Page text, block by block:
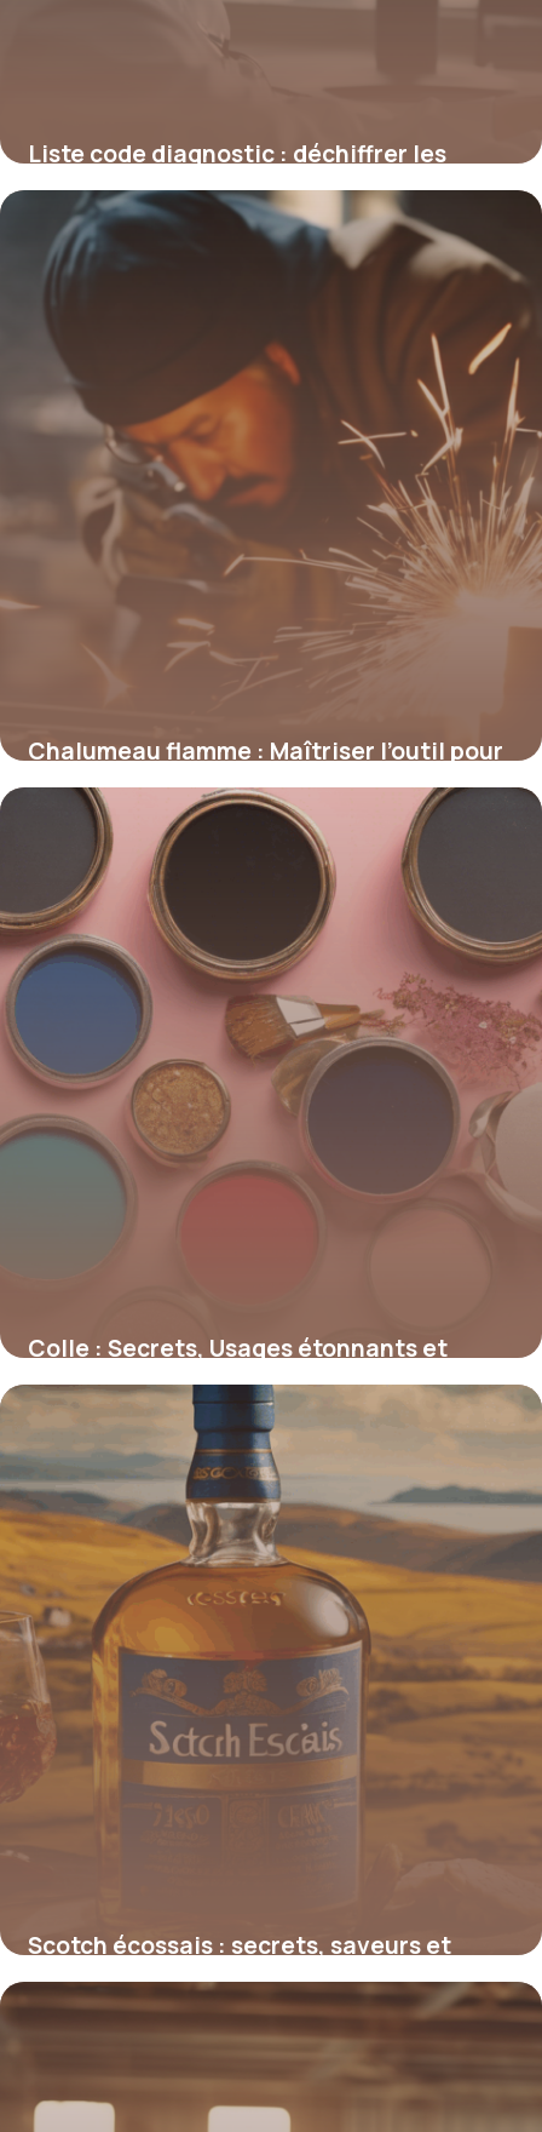
Liste code diagnostic : déchiffrer les
codes médicaux pour une meilleure
gestion en santé
4 juillet 2025
Chalumeau flamme : Maîtriser l’outil pour
des applications de précision
4 juillet 2025
Colle : Secrets, Usages étonnants et
Innovations adhésives
Scotch écossais : secrets, saveurs et
influence mondiale